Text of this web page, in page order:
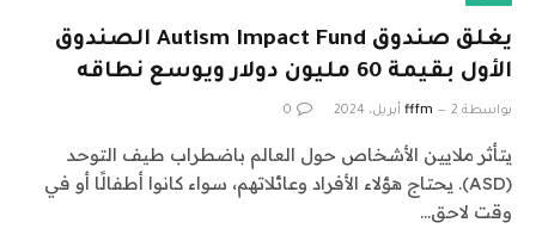
يغلق صندوق Autism Impact Fund الصندوق
الأول بقيمة 60 مليون دولار ويوسع نطاقه
بواسطة fffm 2 أبريل، 2024 0
يتأثر ملايين الأشخاص حول العالم باضطراب طيف التوحد
(ASD). يحتاج هؤلاء الأفراد وعائلاتهم، سواء كانوا أطفالًا أو في
وقت لاحق…